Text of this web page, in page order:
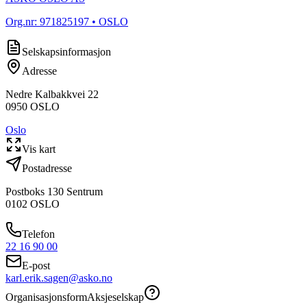
Org.nr: 971825197 • OSLO
Selskapsinformasjon
Adresse
Nedre Kalbakkvei 22
0950 OSLO
Oslo
Vis kart
Postadresse
Postboks 130 Sentrum
0102 OSLO
Telefon
22 16 90 00
E-post
karl.erik.sagen@asko.no
OrganisasjonsformAksjeselskap